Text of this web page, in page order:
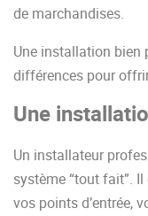
de marchandises.
Une installation bien
différences pour
Une
Un installateur
système “tout fait”.
vos points d’entrée,